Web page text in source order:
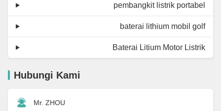
pembangkit listrik portabel
baterai lithium mobil golf
Baterai Litium Motor Listrik
Hubungi Kami
Mr. ZHOU